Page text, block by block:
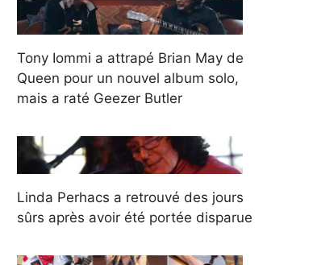
Tony Iommi a attrapé Brian May de
Queen pour un nouvel album solo,
mais a raté Geezer Butler
Linda Perhacs a retrouvé des jours
sûrs après avoir été portée disparue